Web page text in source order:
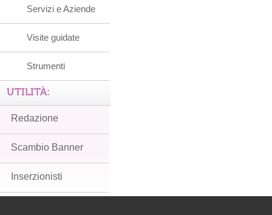
Servizi e Aziende
Visite guidate
Strumenti
UTILITÀ:
Redazione
Scambio Banner
Inserzionisti